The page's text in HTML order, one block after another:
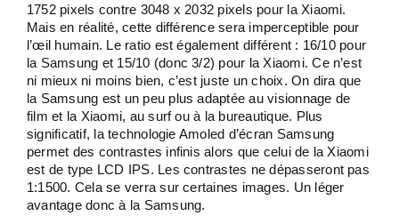
1752 pixels contre 3048 x 2032 pixels pour la Xiaomi.
Mais en réalité, cette différence sera imperceptible pour
l’œil humain. Le ratio est également différent : 16/10 pour
la Samsung et 15/10 (donc 3/2) pour la Xiaomi. Ce n’est
ni mieux ni moins bien, c’est juste un choix. On dira que
la Samsung est un peu plus adaptée au visionnage de
film et la Xiaomi, au surf ou à la bureautique. Plus
significatif, la technologie Amoled d’écran Samsung
permet des contrastes infinis alors que celui de la Xiaomi
est de type LCD IPS. Les contrastes ne dépasseront pas
1:1500. Cela se verra sur certaines images. Un léger
avantage donc à la Samsung.